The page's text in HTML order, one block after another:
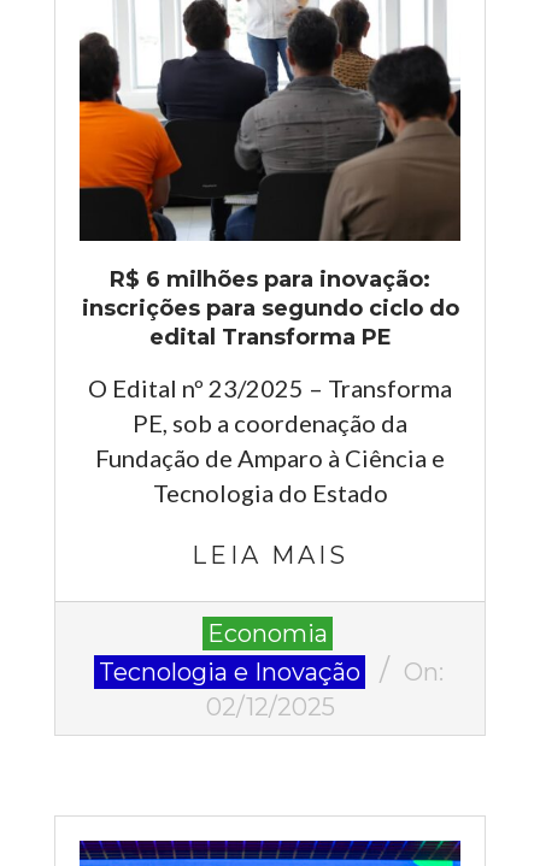
R$ 6 milhões para inovação:
inscrições para segundo ciclo do
edital Transforma PE
O Edital nº 23/2025 – Transforma
PE, sob a coordenação da
Fundação de Amparo à Ciência e
Tecnologia do Estado
LEIA MAIS
Economia
Tecnologia e Inovação
On:
02/12/2025